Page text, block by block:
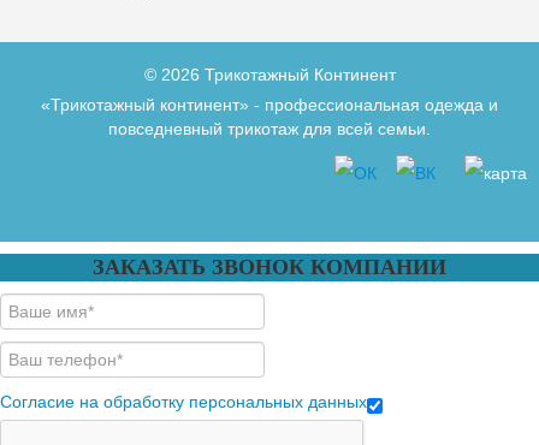
© 2026 Трикотажный Континент
«Трикотажный континент» - профессиональная одежда и
повседневный трикотаж для всей семьи.
ЗАКАЗАТЬ ЗВОНОК КОМПАНИИ
Согласие на обработку персональных данных